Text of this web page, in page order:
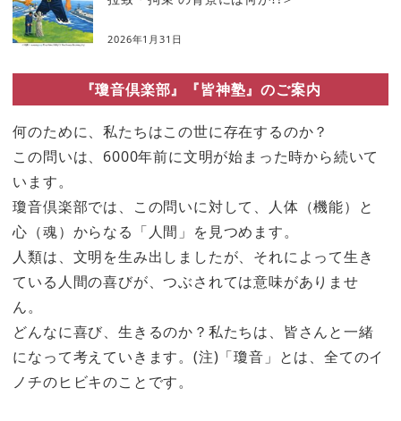
2026年1月31日
『瓊音倶楽部』『皆神塾』のご案内
何のために、私たちはこの世に存在するのか？
この問いは、6000年前に文明が始まった時から続いて
います。
瓊音倶楽部では、この問いに対して、人体（機能）と
心（魂）からなる「人間」を見つめます。
人類は、文明を生み出しましたが、それによって生き
ている人間の喜びが、つぶされては意味がありませ
ん。
どんなに喜び、生きるのか？私たちは、皆さんと一緒
になって考えていきます。(注)「瓊音」とは、全てのイ
ノチのヒビキのことです。